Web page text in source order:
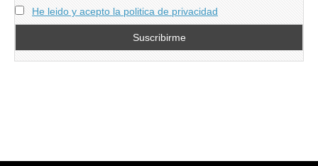
He leido y acepto la politica de privacidad